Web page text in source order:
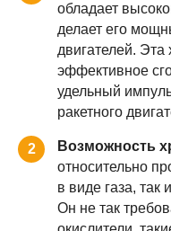
обладает
делает его
двигателей. Эта
эффективное
удельный
ракетного
2 Возможность
относительно
в виде газа, так
Он не так